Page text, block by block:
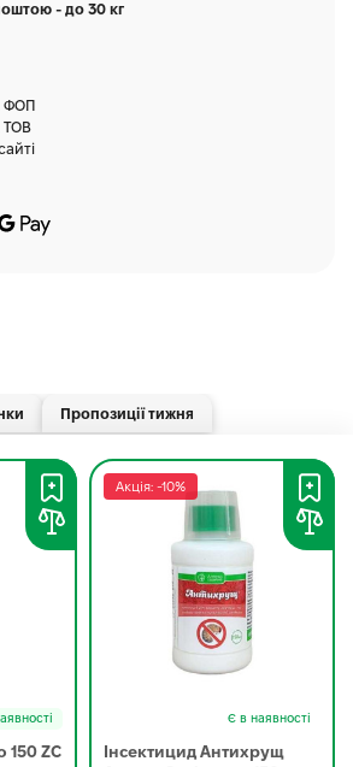
- до 30 кг
ФОП
ТОВ
Пропозиції тижня
150 ZC
Акція: -10%
Є в наявності
Інсектицид Антихрущ